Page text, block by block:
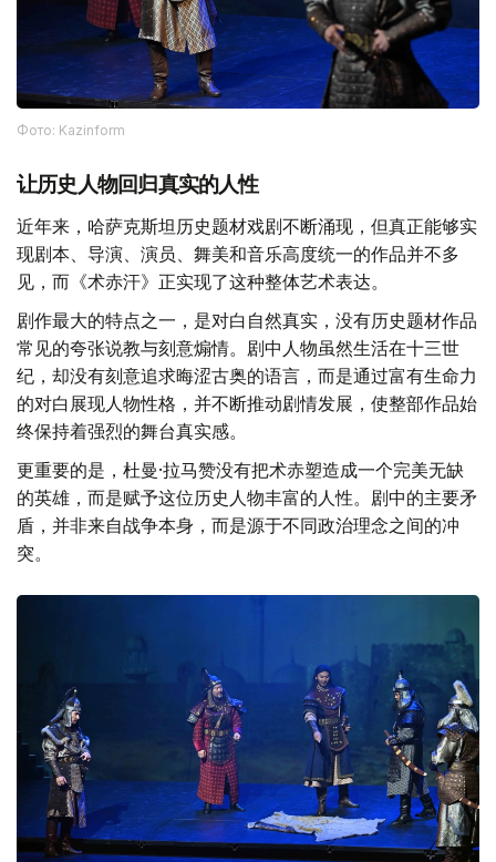
Фото: Kazinform
让历史人物回归真实的人性
近年来，哈萨克斯坦历史题材戏剧不断涌现，但真正能够实
现剧本、导演、演员、舞美和音乐高度统一的作品并不多
见，而《术赤汗》正实现了这种整体艺术表达。
剧作最大的特点之一，是对白自然真实，没有历史题材作品
常见的夸张说教与刻意煽情。剧中人物虽然生活在十三世
纪，却没有刻意追求晦涩古奥的语言，而是通过富有生命力
的对白展现人物性格，并不断推动剧情发展，使整部作品始
终保持着强烈的舞台真实感。
更重要的是，杜曼·拉马赞没有把术赤塑造成一个完美无缺
的英雄，而是赋予这位历史人物丰富的人性。剧中的主要矛
盾，并非来自战争本身，而是源于不同政治理念之间的冲
突。